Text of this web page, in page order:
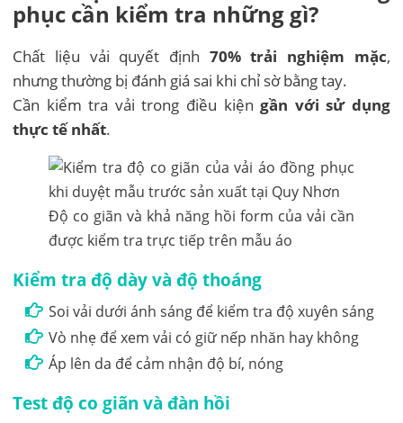
phục cần kiểm tra những gì?
Chất liệu vải quyết định 70% trải nghiệm mặc,
nhưng thường bị đánh giá sai khi chỉ sờ bằng tay.
Cần kiểm tra vải trong điều kiệngần với sử dụng
thực tế nhất.
Độ co giãn và khả năng hồi form của vải cần
được kiểm tra trực tiếp trên mẫu áo
Kiểm tra độ dày và độ thoáng
Soi vải dưới ánh sáng để kiểm tra độ xuyên sáng
Vò nhẹ để xem vải có giữ nếp nhăn hay không
Áp lên da để cảm nhận độ bí, nóng
Test độ co giãn và đàn hồi